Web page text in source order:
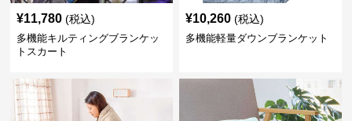
¥11,780 (税込)
多機能キルティングブランケッ
トスカート
¥10,260 (税込)
多機能軽量ダウンブランケット